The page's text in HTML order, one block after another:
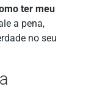
ter meu
a pena,
no seu